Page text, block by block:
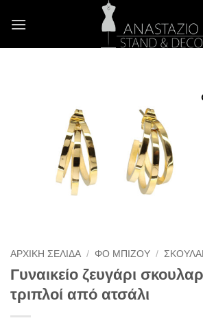
στο
ΑΡΧΙΚΉ ΣΕΛΊΔΑ / ΦΟ ΜΠΙΖΟΎ /
Γυναικείο ζευγάρι
τριπλοί από ατσάλι